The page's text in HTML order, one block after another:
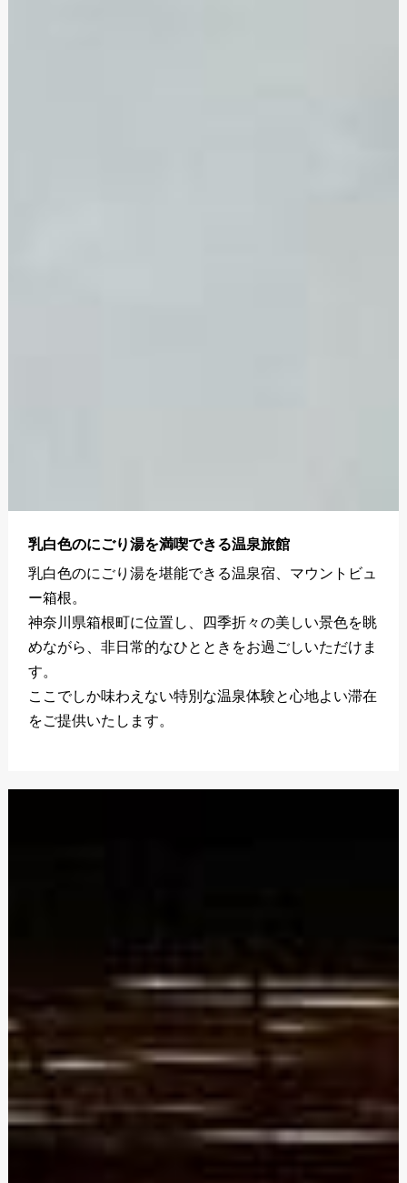
乳白色のにごり湯を満喫できる温泉旅館
乳白色のにごり湯を堪能できる温泉宿、マウントビュ
ー箱根。
神奈川県箱根町に位置し、四季折々の美しい景色を眺
めながら、非日常的なひとときをお過ごしいただけま
す。
ここでしか味わえない特別な温泉体験と心地よい滞在
をご提供いたします。